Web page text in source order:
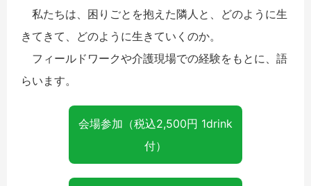
私たちは、困りごとを抱えた隣人と、どのように生
きてきて、どのように生きていくのか。
フィールドワークや介護現場での経験をもとに、語
らいます。
会場参加（税込2,500円 1drink
付）